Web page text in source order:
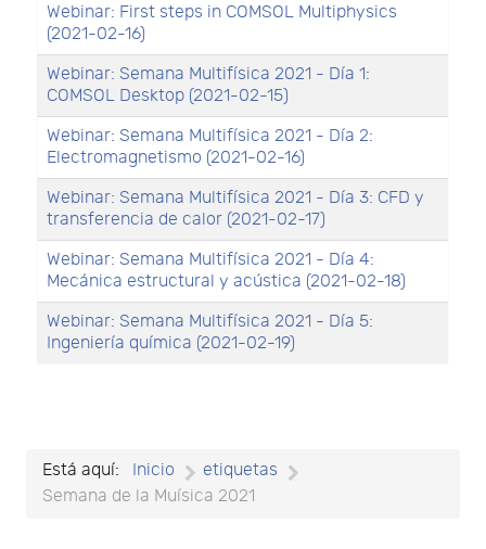
Webinar: First steps in COMSOL Multiphysics
(2021-02-16)
Webinar: Semana Multifísica 2021 - Día 1:
COMSOL Desktop (2021-02-15)
Webinar: Semana Multifísica 2021 - Día 2:
Electromagnetismo (2021-02-16)
Webinar: Semana Multifísica 2021 - Día 3: CFD y
transferencia de calor (2021-02-17)
Webinar: Semana Multifísica 2021 - Día 4:
Mecánica estructural y acústica (2021-02-18)
Webinar: Semana Multifísica 2021 - Día 5:
Ingeniería química (2021-02-19)
Está aquí: Inicio
etiquetas
Semana de la Muísica 2021